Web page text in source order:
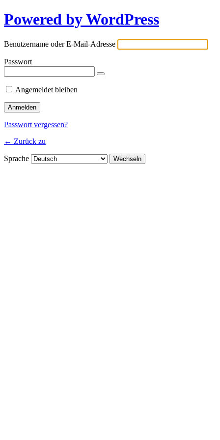
Powered by WordPress
Benutzername oder E-Mail-Adresse
Passwort
Angemeldet bleiben
Passwort vergessen?
← Zurück zu
Sprache